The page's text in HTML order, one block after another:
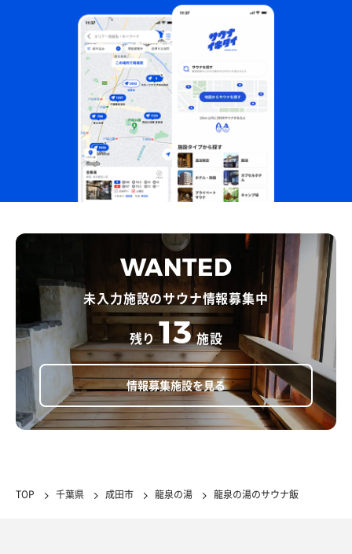
WANTED
未入力施設のサウナ情報募集中
残り 13 施設
情報募集施設を見る
TOP 千葉県 成田市 龍泉の湯 龍泉の湯のサウナ飯